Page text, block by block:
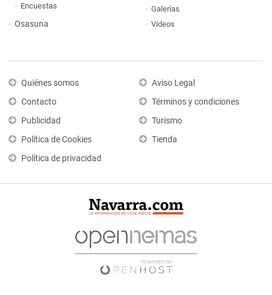
Encuestas
Osasuna
Galerías
Vídeos
Quiénes somos
Contacto
Publicidad
Política de Cookies
Política de privacidad
Aviso Legal
Términos y condiciones
Turismo
Tienda